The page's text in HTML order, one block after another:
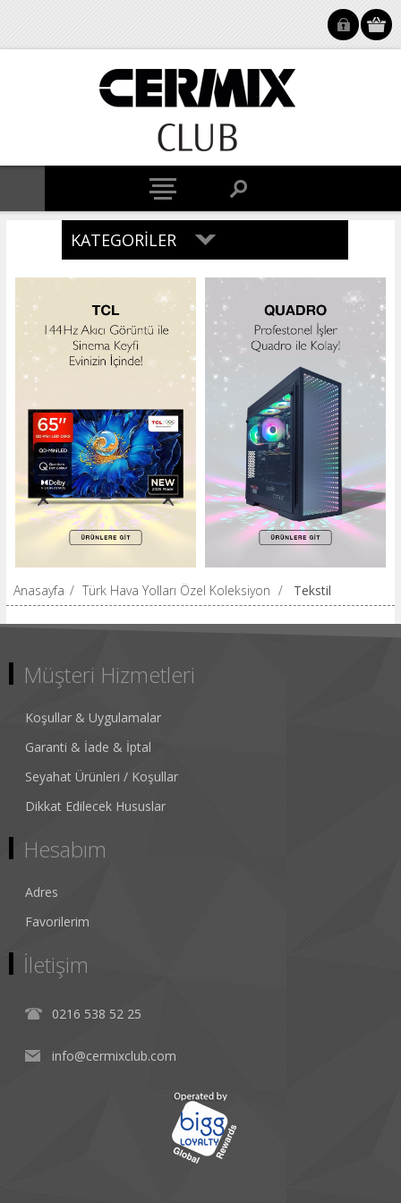
KATEGORILER
Anasayfa / Türk Hava Yolları Özel Koleksiyon / Tekstil
Müşteri Hizmetleri
Koşullar & Uygulamalar
Garanti & İade & İptal
Seyahat Ürünleri / Koşullar
Dikkat Edilecek Hususlar
Hesabım
Adres
Favorilerim
İletişim
0216 538 52 25
info@cermixclub.com